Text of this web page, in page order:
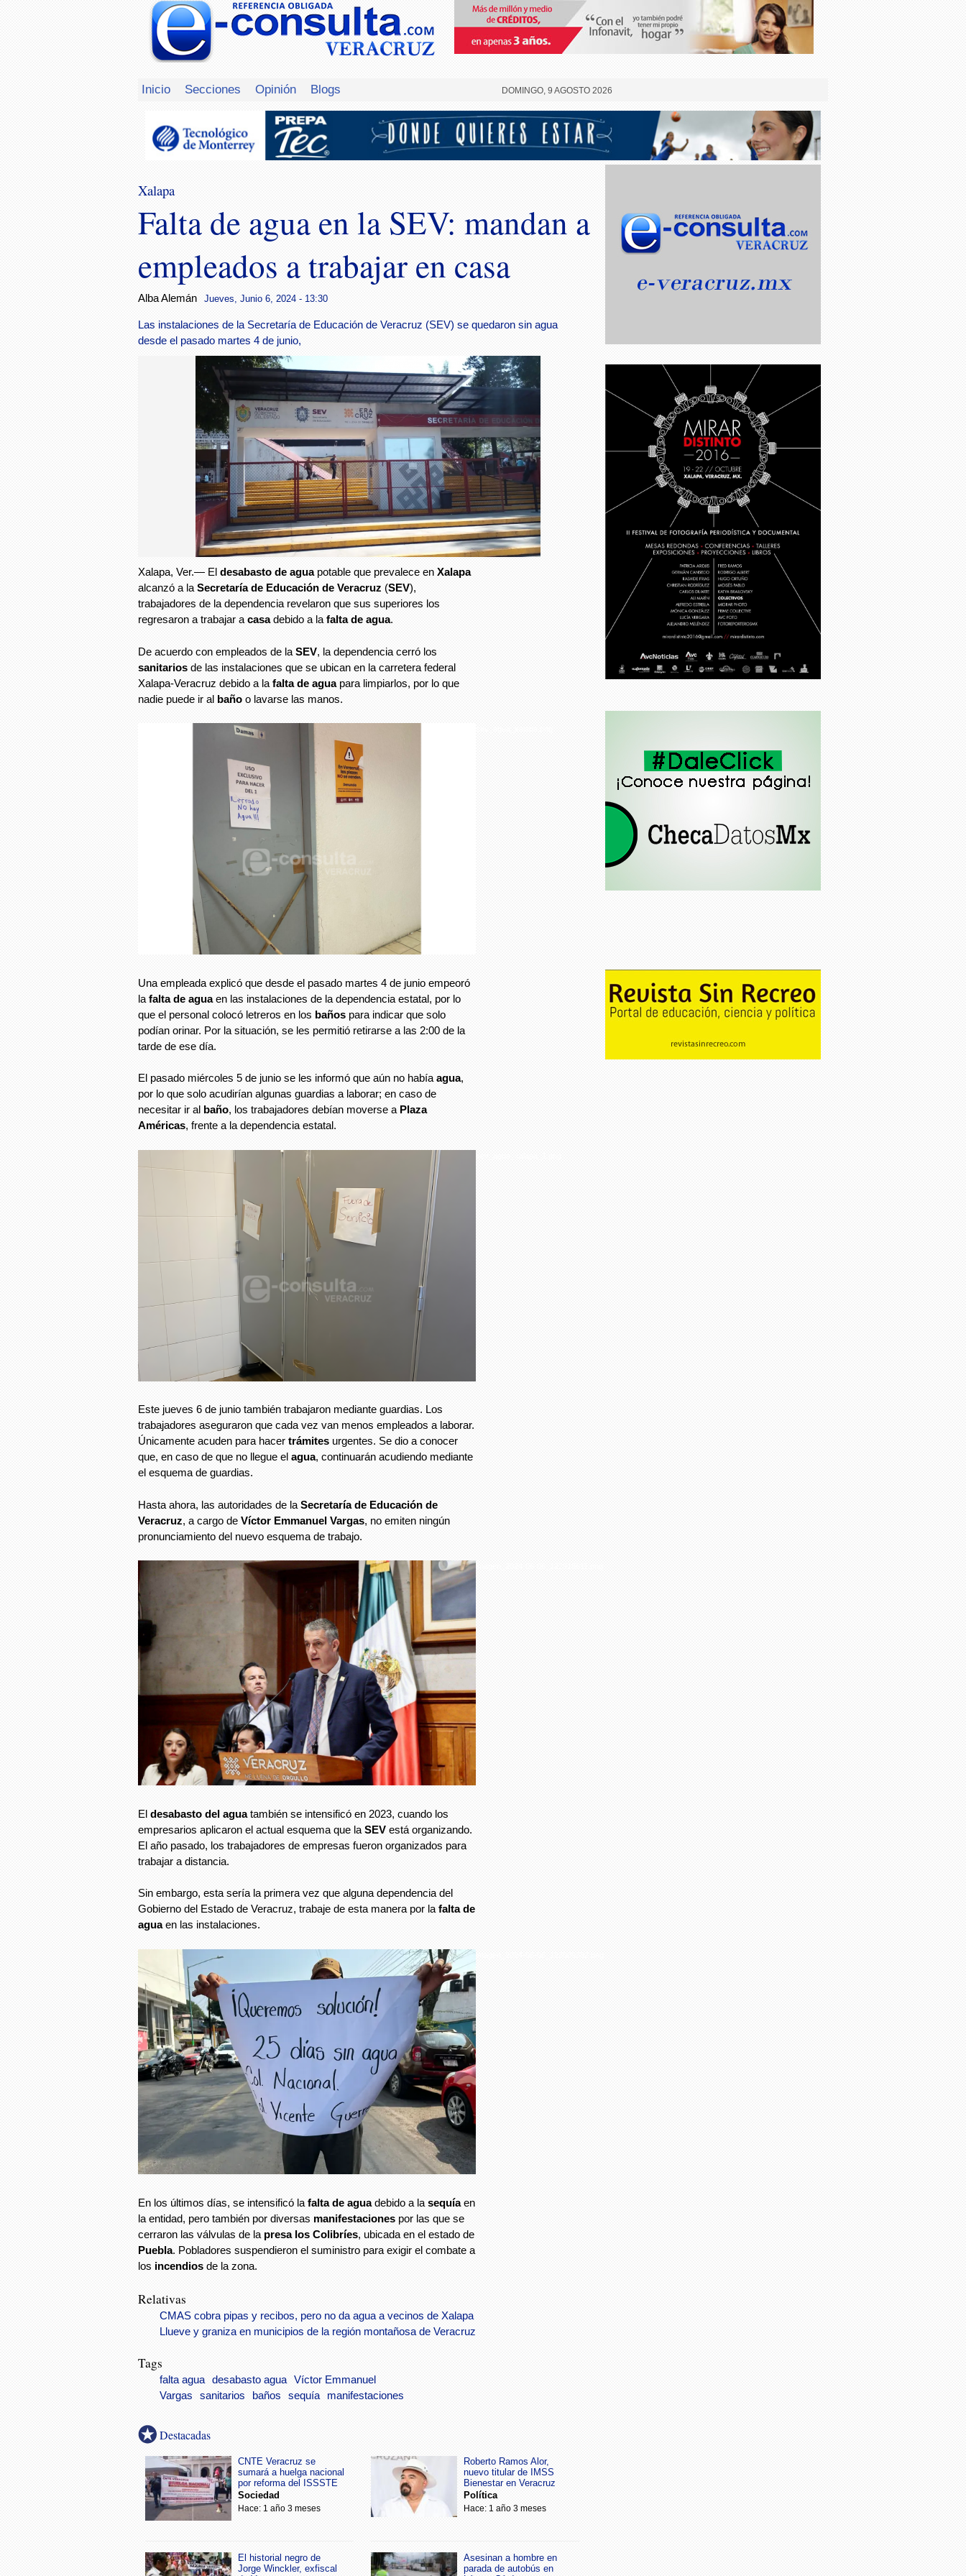
Inicio Secciones Opinión Blogs DOMINGO, 9 AGOSTO 2026
Xalapa
Falta de agua en la SEV: mandan a
empleados a trabajar en casa
Alba Alemán Jueves, Junio 6, 2024 - 13:30
Las instalaciones de la Secretaría de Educación de Veracruz (SEV) se quedaron sin agua
desde el pasado martes 4 de junio,
Xalapa, Ver.— El desabasto de agua potable que prevalece en Xalapa
alcanzó a la Secretaría de Educación de Veracruz (SEV),
trabajadores de la dependencia revelaron que sus superiores los
regresaron a trabajar a casadebido a la falta de agua.
De acuerdo con empleados de la SEV, la dependencia cerró los
sanitarios de las instalaciones que se ubican en la carretera federal
Xalapa-Veracruz debido a la falta de aguapara limpiarlos, por lo que
nadie puede ir al baño o lavarse las manos.
Una empleada explicó que desde el pasado martes 4 de junio empeoró
la falta de aguaen las instalaciones de la dependencia estatal, por lo
que el personal colocó letreros en los baños para indicar que solo
podían orinar. Por la situación, se les permitió retirarse a las 2:00 de la
tarde de ese día.
El pasado miércoles 5 de junio se les informó que aún no había agua,
por lo que solo acudirían algunas guardias a laborar; en caso de
necesitar ir al baño, los trabajadores debían moverse a Plaza
Américas, frente a la dependencia estatal.
Este jueves 6 de junio también trabajaron mediante guardias. Los
trabajadores aseguraron que cada vez van menos empleados a laborar.
Únicamente acuden para hacer trámites urgentes. Se dio a conocer
que, en caso de que no llegue el agua, continuarán acudiendo mediante
el esquema de guardias.
Hasta ahora, las autoridades de la Secretaría de Educación de
Veracruz, a cargo de Víctor Emmanuel Vargas, no emiten ningún
pronunciamiento del nuevo esquema de trabajo.
El desabasto del aguatambién se intensificó en 2023, cuando los
empresarios aplicaron el actual esquema que la SEV está organizando.
El año pasado, los trabajadores de empresas fueron organizados para
trabajar a distancia.
Sin embargo, esta sería la primera vez que alguna dependencia del
Gobierno del Estado de Veracruz, trabaje de esta manera por la falta de
aguaen las instalaciones.
En los últimos días, se intensificó la falta de aguadebido a la sequíaen
la entidad, pero también por diversas manifestaciones por las que se
cerraron las válvulas de la presa los Colibríes, ubicada en el estado de
Puebla. Pobladores suspendieron el suministro para exigir el combate a
los incendios de la zona.
Relativas
CMAS cobra pipas y recibos, pero no da agua a vecinos de Xalapa
Llueve y graniza en municipios de la región montañosa de Veracruz
Tags
falta agua desabasto agua
Víctor Emmanuel
Vargas
sanitarios baños sequía manifestaciones
Destacadas
CNTE Veracruz se
sumará a huelga nacional
por reforma del ISSSTE
Sociedad
Hace: 1 año 3 meses
Roberto Ramos Alor,
nuevo titular de IMSS
Bienestar en Veracruz
Política
Hace: 1 año 3 meses
El historial negro de
Jorge Winckler, exfiscal
Asesinan a hombre en
parada de autobús en